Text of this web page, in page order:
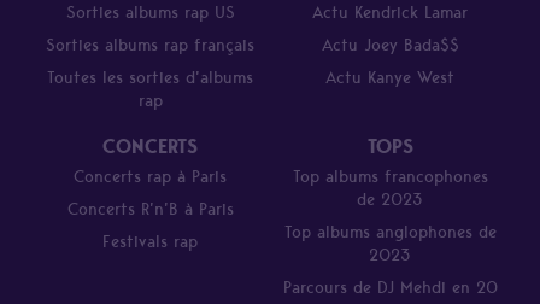
Sorties albums rap US
Sorties albums rap français
Toutes les sorties d’albums
rap
Actu Kendrick Lamar
Actu Joey Bada$$
Actu Kanye West
CONCERTS
Concerts rap à Paris
Concerts R’n’B à Paris
Festivals rap
TOPS
Top albums francophones
de 2023
Top albums anglophones de
2023
Parcours de DJ Mehdi en 20